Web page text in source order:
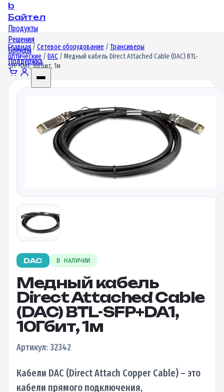
b
Байтел
Продукты
Решения
Бренды
Поддержка
Главная/ Сетевое оборудование / Трансиверы
оптические / DAC / Медный кабель Direct Attached Cable (DAC) BTL-
SFP+DA1, 10Гбит, 1м
DAC В НАЛИЧИИ
Медный кабель
Direct Attached Cable
(DAC) BTL-SFP+DA1,
10Гбит, 1м
Артикул: 32342
Кабели DAC (Direct Attach Copper Cable) – это
кабели прямого подключения,